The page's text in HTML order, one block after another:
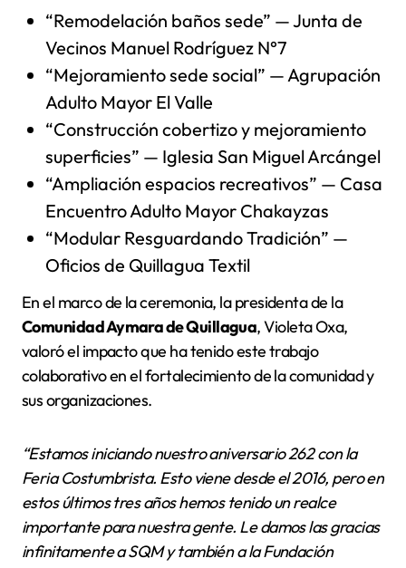
“Remodelación baños sede” — Junta de
Vecinos Manuel Rodríguez N°7
“Mejoramiento sede social” — Agrupación
Adulto Mayor El Valle
“Construcción cobertizo y mejoramiento
superficies” — Iglesia San Miguel Arcángel
“Ampliación espacios recreativos” — Casa
Encuentro Adulto Mayor Chakayzas
“Modular Resguardando Tradición” —
Oficios de Quillagua Textil
En el marco de la ceremonia, la presidenta de la
Comunidad Aymara de Quillagua, Violeta Oxa,
valoró el impacto que ha tenido este trabajo
colaborativo en el fortalecimiento de la comunidad y
sus organizaciones.
“Estamos iniciando nuestro aniversario 262 con la
Feria Costumbrista. Esto viene desde el 2016, pero en
estos últimos tres años hemos tenido un realce
importante para nuestra gente. Le damos las gracias
infinitamente a SQM y también a la Fundación